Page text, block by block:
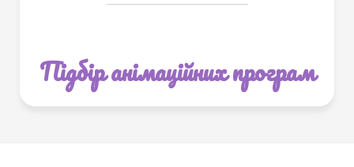
Підбір анімаційних програм